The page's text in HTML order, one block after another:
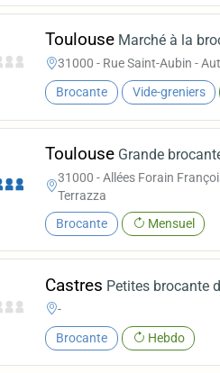
Toulouse Marché à la
31000 - Rue Saint-Aubin -
Brocante Vide-greniers
Toulouse Grande
31000 - Allées Forain
Terrazza
Brocante Mensuel
Castres Petites brocante
-
Brocante Hebdo